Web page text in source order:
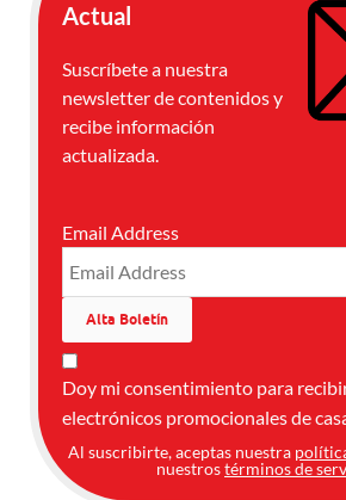
Actual
Suscríbete a nuestra
newsletter de contenidos y
recibe información
actualizada.
Email Address
Doy mi consentimiento para
electrónicos promocionales de
Al suscribirte, aceptas nuestra
nuestrostérminos de